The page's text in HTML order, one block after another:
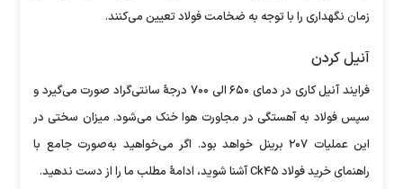
زمان نگهداری را با توجه به ضخامت فولاد تعیین می‌کنند.
آنیل کردن
فرایند آنیل کاری در دمای ۶۵۰ الی ۷۰۰ درجۀ سانتی‌گراد صورت می‌گیرد و
سپس فولاد به آهستگی در مجاورت هوا خنک می‌شود. میزان سختی در
این عملیات ۲۰۷ برینل خواهد بود. اگر می‌خواهید به‌صورت جامع با
راهنمای خرید فولاد Ck۴۵ آشنا شوید، ادامۀ مطلب ما را از دست ندهید.